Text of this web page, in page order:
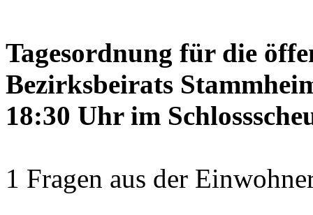
Tagesordnung für die
Bezirksbeirats
18:30 Uhr im
1 Fragen aus der